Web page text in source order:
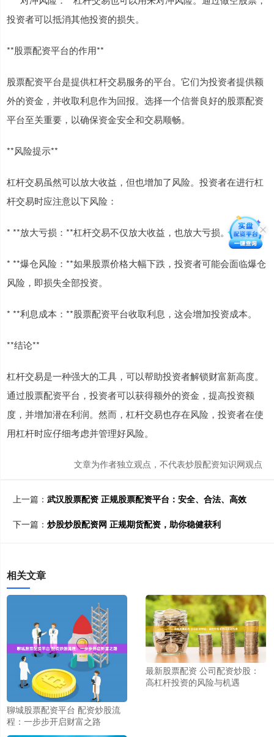
投资者可以抵消其他投资的损失。
**股票配资平台的作用**
股票配资平台是提供杠杆交易服务的平台。它们为投资者提供额
外的资金，并收取利息作为回报。选择一个信誉良好的股票配资
平台至关重要，以确保资金安全和交易顺畅。
**风险提示**
杠杆交易虽然可以放大收益，但也增加了风险。投资者在进行杠
杆交易时应注意以下风险：
* **放大亏损：**杠杆交易不仅放大收益，也放大亏损。
* **爆仓风险：**如果股票价格大幅下跌，投资者可能会面临爆仓
风险，即损失全部投资。
* **利息成本：**股票配资平台收取利息，这会增加投资成本。
**结论**
杠杆交易是一种强大的工具，可以帮助投资者解锁财富新高度。
通过股票配资平台，投资者可以获得额外的资金，提高投资额
度，并增加潜在利润。然而，杠杆交易也存在风险，投资者在使
用杠杆时应仔细考虑并管理好风险。
文章为作者独立观点，不代表炒股配资知识网观点
上一篇： 武汉股票配资 正规股票配资平台：安全、合法、高效
下一篇： 炒股炒股配资网 正规期货配资，助你稳健获利
相关文章
聊城股票配资平台 配资炒股流
程：一步步开启财富之路
最新股票配资 公司配资炒股：
高杠杆投资的风险与机遇